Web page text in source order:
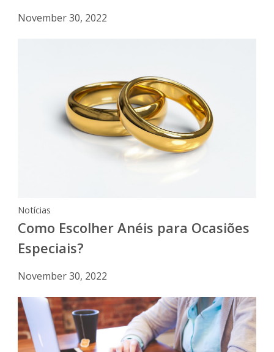
November 30, 2022
Notícias
Como Escolher Anéis para Ocasiões
Especiais?
November 30, 2022